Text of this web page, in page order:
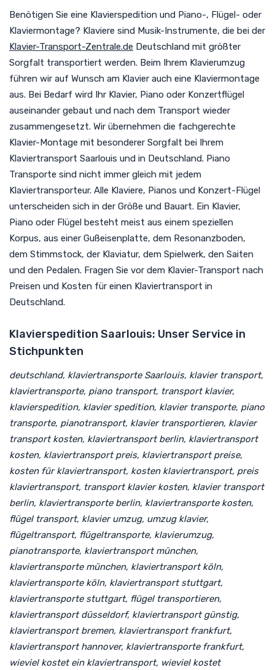
Benötigen Sie eine Klavierspedition und Piano-, Flügel- oder
Klaviermontage? Klaviere sind Musik-Instrumente, die bei der
Klavier-Transport-Zentrale.de Deutschland mit größter
Sorgfalt transportiert werden. Beim Ihrem Klavierumzug
führen wir auf Wunsch am Klavier auch eine Klaviermontage
aus. Bei Bedarf wird Ihr Klavier, Piano oder Konzertflügel
auseinander gebaut und nach dem Transport wieder
zusammengesetzt. Wir übernehmen die fachgerechte
Klavier-Montage mit besonderer Sorgfalt bei Ihrem
Klaviertransport Saarlouis und in Deutschland. Piano
Transporte sind nicht immer gleich mit jedem
Klaviertransporteur. Alle Klaviere, Pianos und Konzert-Flügel
unterscheiden sich in der Größe und Bauart. Ein Klavier,
Piano oder Flügel besteht meist aus einem speziellen
Korpus, aus einer Gußeisenplatte, dem Resonanzboden,
dem Stimmstock, der Klaviatur, dem Spielwerk, den Saiten
und den Pedalen. Fragen Sie vor dem Klavier-Transport nach
Preisen und Kosten für einen Klaviertransport in
Deutschland.
Klavierspedition Saarlouis: Unser Service in
Stichpunkten
deutschland, klaviertransporte Saarlouis, klavier transport,
klaviertransporte, piano transport, transport klavier,
klavierspedition, klavier spedition, klavier transporte, piano
transporte, pianotransport, klavier transportieren, klavier
transport kosten, klaviertransport berlin, klaviertransport
kosten, klaviertransport preis, klaviertransport preise,
kosten für klaviertransport, kosten klaviertransport, preis
klaviertransport, transport klavier kosten, klavier transport
berlin, klaviertransporte berlin, klaviertransporte kosten,
flügel transport, klavier umzug, umzug klavier,
flügeltransport, flügeltransporte, klavierumzug,
pianotransporte, klaviertransport münchen,
klaviertransporte münchen, klaviertransport köln,
klaviertransporte köln, klaviertransport stuttgart,
klaviertransporte stuttgart, flügel transportieren,
klaviertransport düsseldorf, klaviertransport günstig,
klaviertransport bremen, klaviertransport frankfurt,
klaviertransport hannover, klaviertransporte frankfurt,
wieviel kostet ein klaviertransport, wieviel kostet